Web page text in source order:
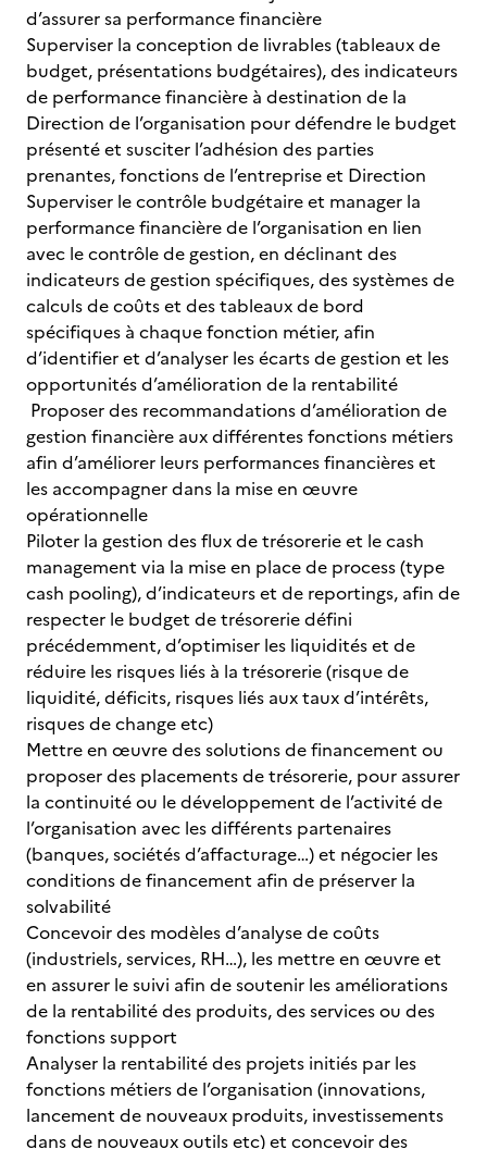
d’assurer sa performance financière
Superviser la conception de livrables (tableaux de
budget, présentations budgétaires), des indicateurs
de performance financière à destination de la
Direction de l’organisation pour défendre le budget
présenté et susciter l’adhésion des parties
prenantes, fonctions de l’entreprise et Direction
Superviser le contrôle budgétaire et manager la
performance financière de l’organisation en lien
avec le contrôle de gestion, en déclinant des
indicateurs de gestion spécifiques, des systèmes de
calculs de coûts et des tableaux de bord
spécifiques à chaque fonction métier, afin
d’identifier et d’analyser les écarts de gestion et les
opportunités d’amélioration de la rentabilité
Proposer des recommandations d’amélioration de
gestion financière aux différentes fonctions métiers
afin d’améliorer leurs performances financières et
les accompagner dans la mise en œuvre
opérationnelle
Piloter la gestion des flux de trésorerie et le cash
management via la mise en place de process (type
cash pooling), d’indicateurs et de reportings, afin de
respecter le budget de trésorerie défini
précédemment, d’optimiser les liquidités et de
réduire les risques liés à la trésorerie (risque de
liquidité, déficits, risques liés aux taux d’intérêts,
risques de change etc)
Mettre en œuvre des solutions de financement ou
proposer des placements de trésorerie, pour assurer
la continuité ou le développement de l’activité de
l’organisation avec les différents partenaires
(banques, sociétés d’affacturage…) et négocier les
conditions de financement afin de préserver la
solvabilité
Concevoir des modèles d’analyse de coûts
(industriels, services, RH…), les mettre en œuvre et
en assurer le suivi afin de soutenir les améliorations
de la rentabilité des produits, des services ou des
fonctions support
Analyser la rentabilité des projets initiés par les
fonctions métiers de l’organisation (innovations,
lancement de nouveaux produits, investissements
dans de nouveaux outils etc) et concevoir des